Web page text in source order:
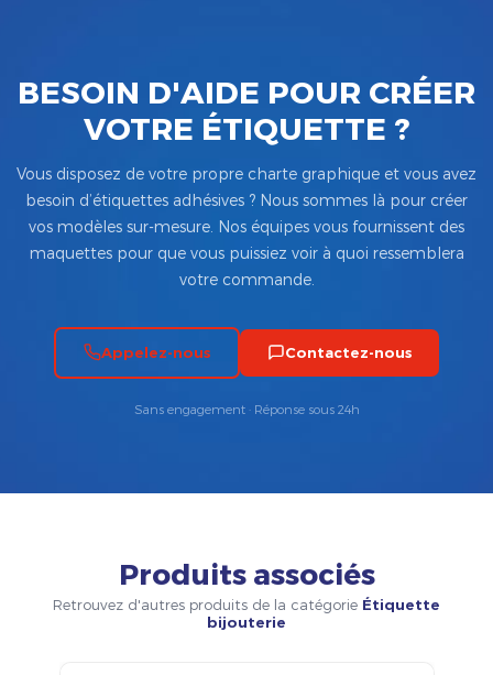
BESOIN D'AIDE POUR CRÉER
VOTRE ÉTIQUETTE ?
Vous disposez de votre propre charte graphique et vous avez
besoin d’étiquettes adhésives ? Nous sommes là pour créer
vos modèles sur-mesure. Nos équipes vous fournissent des
maquettes pour que vous puissiez voir à quoi ressemblera
votre commande.
Appelez-nous Contactez-nous
Sans engagement · Réponse sous 24h
Produits associés
Retrouvez d'autres produits de la catégorie Étiquette
bijouterie